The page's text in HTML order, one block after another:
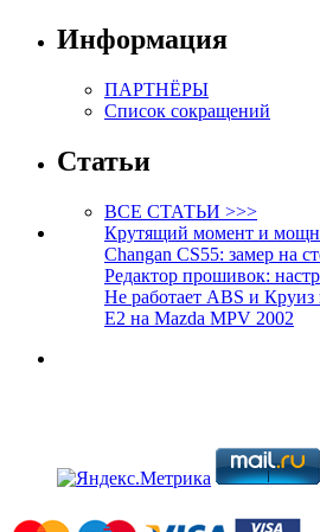
Информация
ПАРТНЁРЫ
Список сокращений
Статьи
ВСЕ СТАТЬИ >>>
Крутящий момент и
Changan CS55: замер на
Редактор прошивок:
Не работает ABS и Круиз
E2 на Mazda MPV 2002